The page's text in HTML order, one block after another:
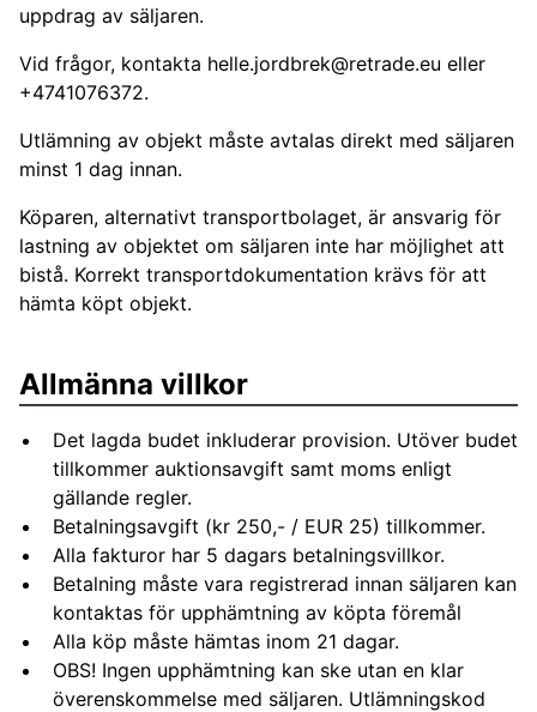
uppdrag av säljaren.
Vid frågor, kontakta helle.jordbrek@retrade.eu eller
+4741076372.
Utlämning av objekt måste avtalas direkt med säljaren
minst 1 dag innan.
Köparen, alternativt transportbolaget, är ansvarig för
lastning av objektet om säljaren inte har möjlighet att
bistå. Korrekt transportdokumentation krävs för att
hämta köpt objekt.
Allmänna villkor
Det lagda budet inkluderar provision. Utöver budet
tillkommer auktionsavgift samt moms enligt
gällande regler.
Betalningsavgift (kr 250,- / EUR 25) tillkommer.
Alla fakturor har 5 dagars betalningsvillkor.
Betalning måste vara registrerad innan säljaren kan
kontaktas för upphämtning av köpta föremål
Alla köp måste hämtas inom 21 dagar.
OBS! Ingen upphämtning kan ske utan en klar
överenskommelse med säljaren. Utlämningskod